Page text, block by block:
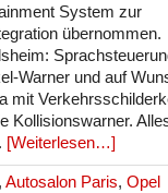
System zur
übernommen.
Warner und auf
mit
Kollisionswarner.
[Weiterlesen…]
, Autosalon Paris, Opel